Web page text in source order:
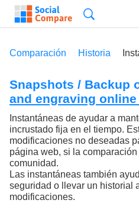
Comparación Historia
Snapshots / Backup
and engraving
Instantáneas de ayudar a
incrustado fija en el tiempo.
modificaciones no deseadas
página web, si la
comunidad.
Las instantáneas también
seguridad o llevar un historial
modificaciones.